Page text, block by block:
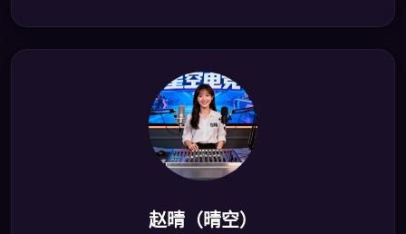
赵晴（晴空）